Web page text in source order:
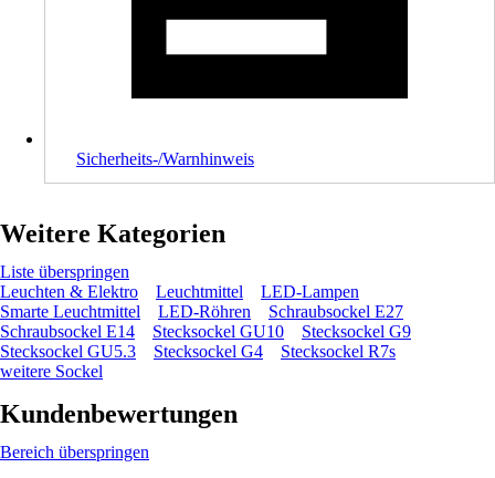
Sicherheits-/Warnhinweis
Weitere Kategorien
Liste überspringen
Leuchten & Elektro
Leuchtmittel
LED-Lampen
Smarte Leuchtmittel
LED-Röhren
Schraubsockel E27
Schraubsockel E14
Stecksockel GU10
Stecksockel G9
Stecksockel GU5.3
Stecksockel G4
Stecksockel R7s
weitere Sockel
Kundenbewertungen
Bereich überspringen